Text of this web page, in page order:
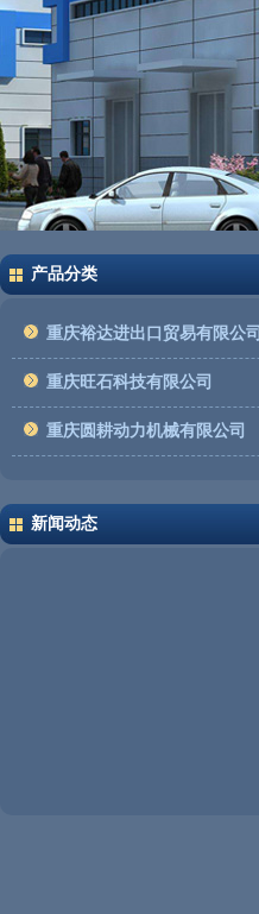
产品分类
重庆裕达进出口贸易有限公司
重庆旺石科技有限公司
重庆圆耕动力机械有限公司
新闻动态